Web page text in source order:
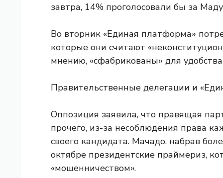
завтра, 14% проголосовали бы за
Во вторник «Единая платформа»
которые они считают
мнению, «сфабрикованы» для
Правительственные делегации и
Оппозиция заявила, что правящая
прочего, из-за несоблюдения права
своего кандидата. Мачадо, набрав
октябре президентские праймериз,
«мошенничеством».